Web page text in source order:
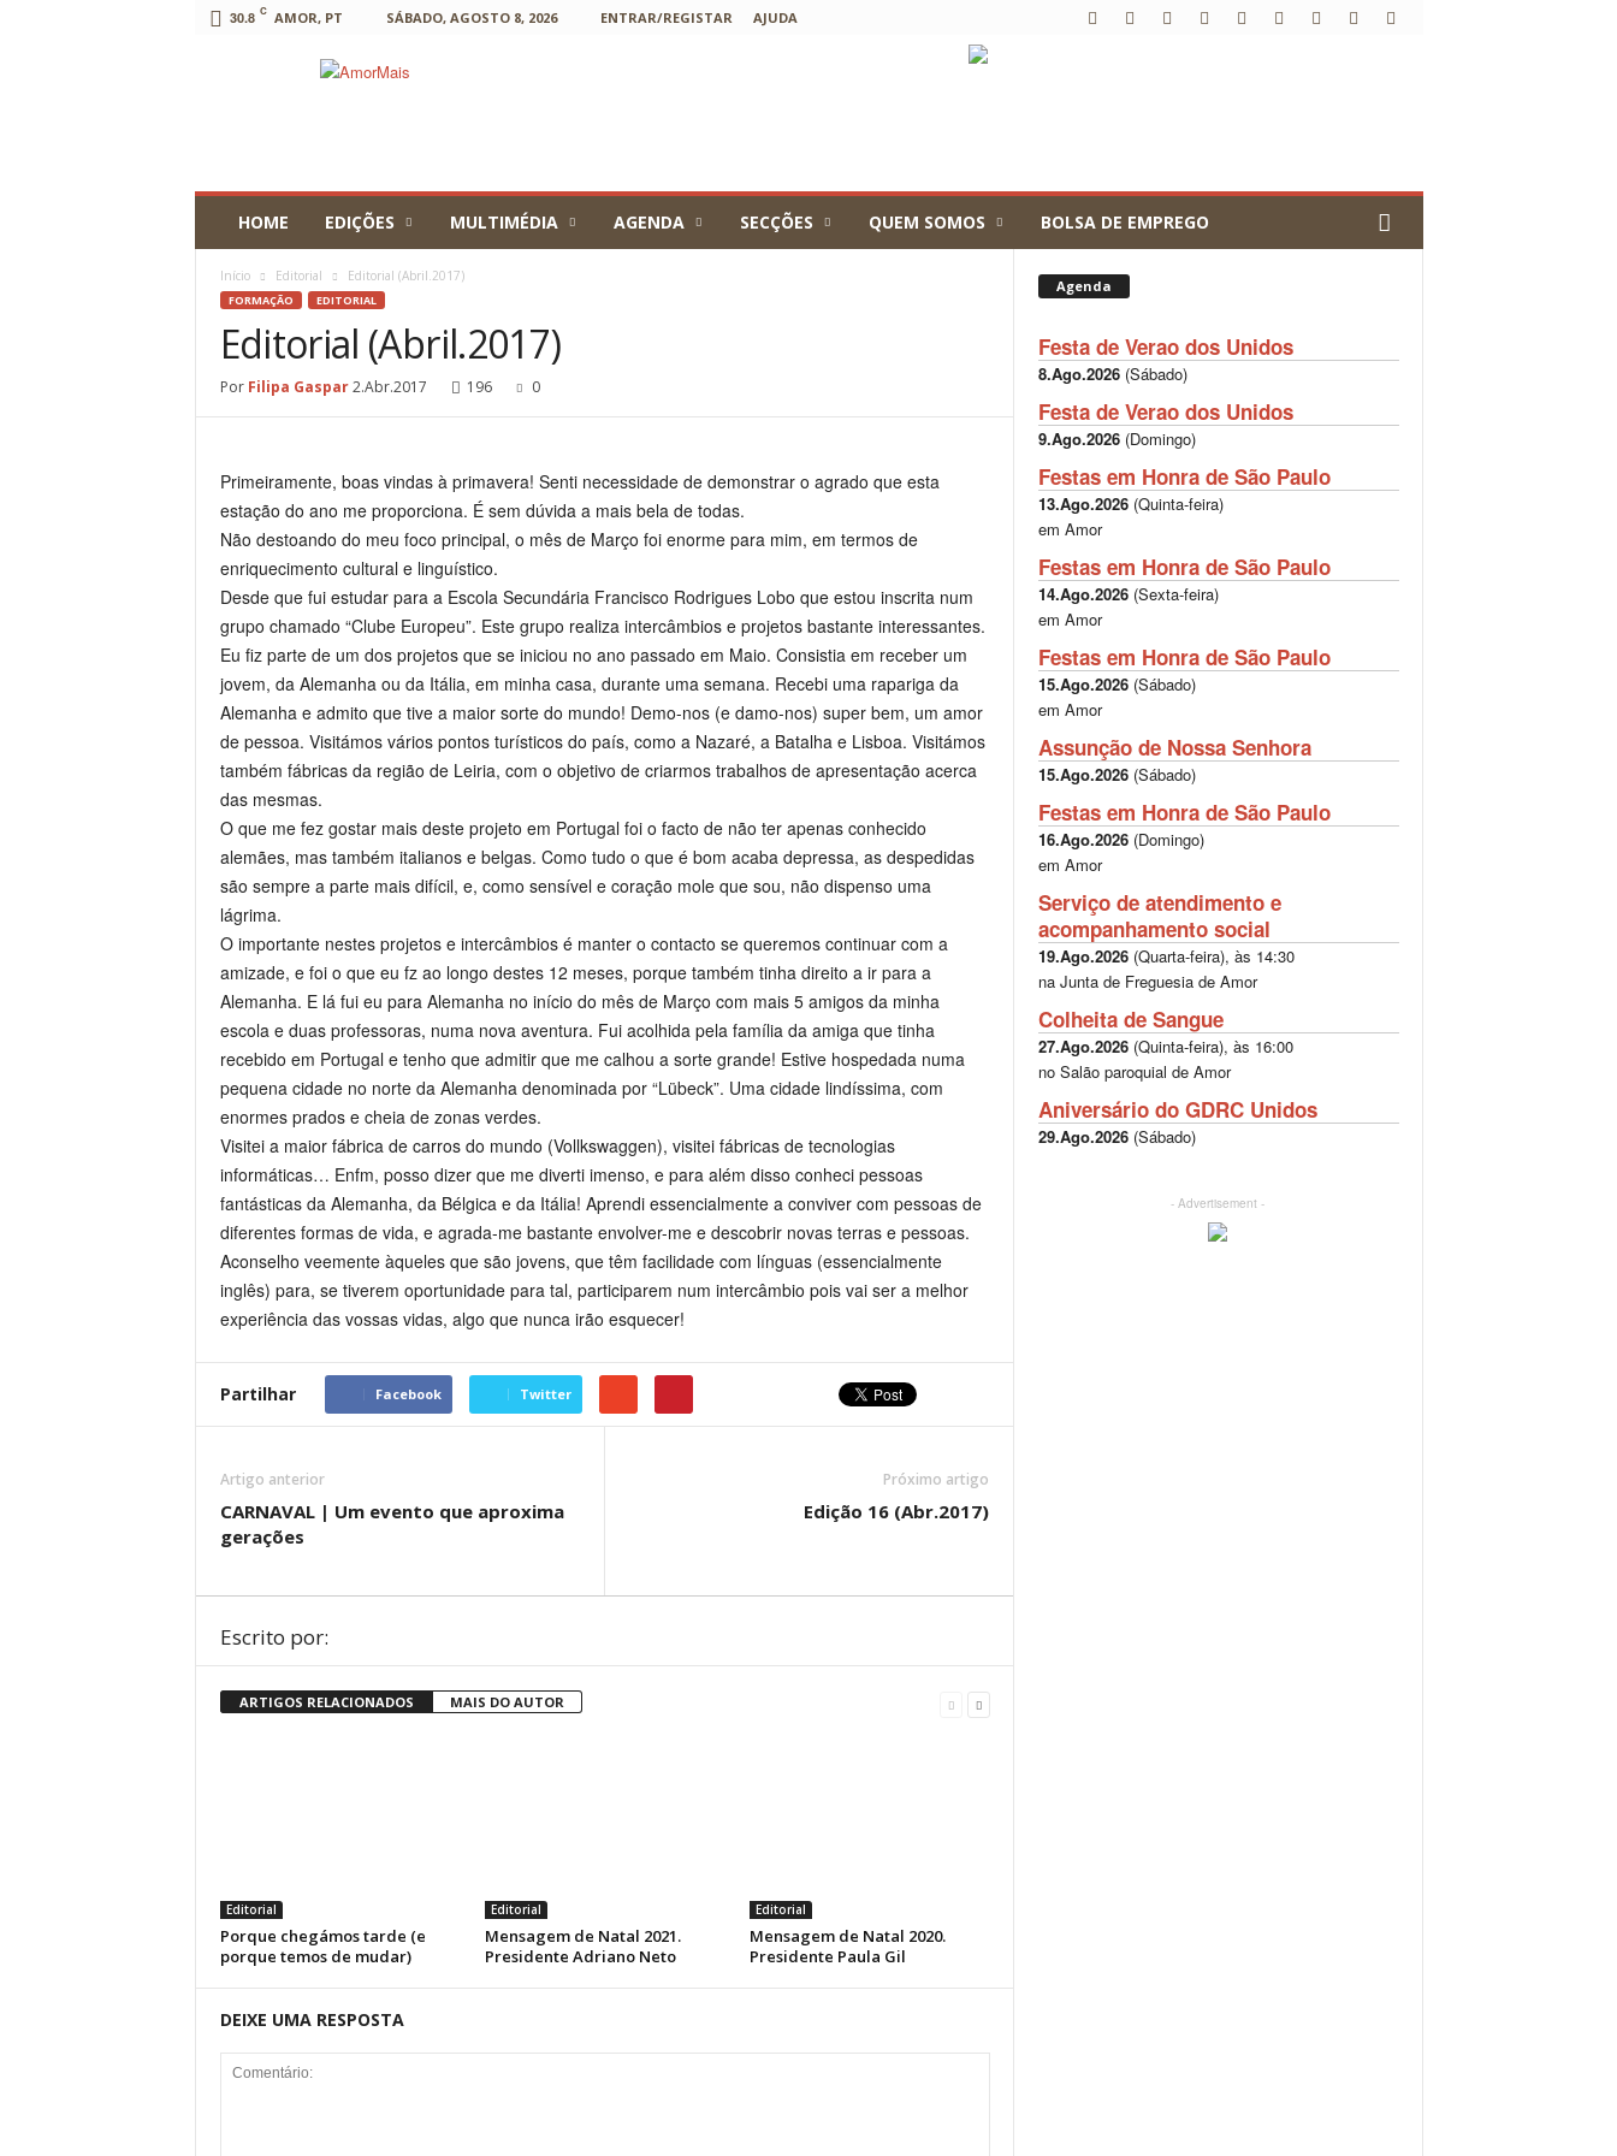
30.8 C AMOR, PT SÁBADO, AGOSTO 8, 2026 ENTRAR/REGISTAR AJUDA
HOME EDIÇÕES MULTIMÉDIA AGENDA SECÇÕES QUEM SOMOS BOLSA DE EMPREGO
Início Editorial Editorial (Abril.2017)
FORMAÇÃO EDITORIAL
Editorial (Abril.2017)
Por Filipa Gaspar 2.Abr.2017 196 0
Primeiramente, boas vindas à primavera! Senti necessidade de demonstrar o agrado que esta
estação do ano me proporciona. É sem dúvida a mais bela de todas.
Não destoando do meu foco principal, o mês de Março foi enorme para mim, em termos de
enriquecimento cultural e linguístico.
Desde que fui estudar para a Escola Secundária Francisco Rodrigues Lobo que estou inscrita num
grupo chamado “Clube Europeu”. Este grupo realiza intercâmbios e projetos bastante interessantes.
Eu fiz parte de um dos projetos que se iniciou no ano passado em Maio. Consistia em receber um
jovem, da Alemanha ou da Itália, em minha casa, durante uma semana. Recebi uma rapariga da
Alemanha e admito que tive a maior sorte do mundo! Demo-nos (e damo-nos) super bem, um amor
de pessoa. Visitámos vários pontos turísticos do país, como a Nazaré, a Batalha e Lisboa. Visitámos
também fábricas da região de Leiria, com o objetivo de criarmos trabalhos de apresentação acerca
das mesmas.
O que me fez gostar mais deste projeto em Portugal foi o facto de não ter apenas conhecido
alemães, mas também italianos e belgas. Como tudo o que é bom acaba depressa, as despedidas
são sempre a parte mais difícil, e, como sensível e coração mole que sou, não dispenso uma
lágrima.
O importante nestes projetos e intercâmbios é manter o contacto se queremos continuar com a
amizade, e foi o que eu fz ao longo destes 12 meses, porque também tinha direito a ir para a
Alemanha. E lá fui eu para Alemanha no início do mês de Março com mais 5 amigos da minha
escola e duas professoras, numa nova aventura. Fui acolhida pela família da amiga que tinha
recebido em Portugal e tenho que admitir que me calhou a sorte grande! Estive hospedada numa
pequena cidade no norte da Alemanha denominada por “Lübeck”. Uma cidade lindíssima, com
enormes prados e cheia de zonas verdes.
Visitei a maior fábrica de carros do mundo (Vollkswaggen), visitei fábricas de tecnologias
informáticas… Enfm, posso dizer que me diverti imenso, e para além disso conheci pessoas
fantásticas da Alemanha, da Bélgica e da Itália! Aprendi essencialmente a conviver com pessoas de
diferentes formas de vida, e agrada-me bastante envolver-me e descobrir novas terras e pessoas.
Aconselho veemente àqueles que são jovens, que têm facilidade com línguas (essencialmente
inglês) para, se tiverem oportunidade para tal, participarem num intercâmbio pois vai ser a melhor
experiência das vossas vidas, algo que nunca irão esquecer!
Partilhar Facebook Twitter
Artigo anterior
CARNAVAL | Um evento que aproxima
gerações
Próximo artigo
Edição 16 (Abr.2017)
Escrito por:
ARTIGOS RELACIONADOS MAIS DO AUTOR
Editorial
Porque chegámos tarde (e
porque temos de mudar)
Editorial
Mensagem de Natal 2021.
Presidente Adriano Neto
Editorial
Mensagem de Natal 2020.
Presidente Paula Gil
DEIXE UMA RESPOSTA
Agenda
Festa de Verao dos Unidos
8.Ago.2026(Sábado)
Festa de Verao dos Unidos
9.Ago.2026(Domingo)
Festas em Honra de São Paulo
13.Ago.2026(Quinta-feira)
em Amor
Festas em Honra de São Paulo
14.Ago.2026(Sexta-feira)
em Amor
Festas em Honra de São Paulo
15.Ago.2026(Sábado)
em Amor
Assunção de Nossa Senhora
15.Ago.2026(Sábado)
Festas em Honra de São Paulo
16.Ago.2026(Domingo)
em Amor
Serviço de atendimento e
acompanhamento social
19.Ago.2026(Quarta-feira), às 14:30
na Junta de Freguesia de Amor
Colheita de Sangue
27.Ago.2026(Quinta-feira), às 16:00
no Salão paroquial de Amor
Aniversário do GDRC Unidos
29.Ago.2026(Sábado)
- Advertisement -